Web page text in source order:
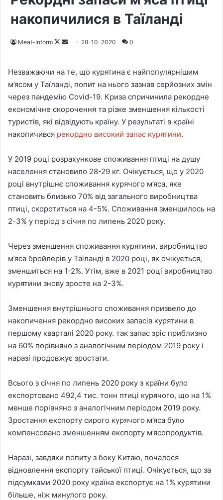
накопичилися в Таїланді
Meat-Inform
F
l
o
w
o
n
X
a
n
e
m
a
l
28-10-2020 0
Незважаючи на те, що курятина є найпопулярнішим
м’ясом у Таїланді, попит на нього зазнав серйозних змін
через пандемію Covid-19. Криза спричинила рекордне
економічне скорочення та різке зменшення кількості
туристів, які відвідують країну. У результаті в країні
накопичився рекордно високий запас курятини.
У 2019 році розрахункове споживання птиці на душу
населення становило 28-29 кг. Очікується, що у 2020
році внутрішнє споживання курячого м’яса, яке
становить близько 70% від загального виробництва
птиці, скоротиться на 4-5%. Споживання зменшилось на
2-3% у період з січня по липень 2020 року.
Через зменшення споживання курятини, виробництво
м’яса бройлерів у Таїланді в 2020 році, як очікується,
зменшиться на 1-2%. Утім, вже в 2021 році виробництво
курятини знову зросте на 2-3%.
Зменшення внутрішнього споживання призвело до
накопичення рекордно високих запасів курятини в
першому кварталі 2020 року. так запас зріс приблизно
на 60% порівняно з аналогічним періодом 2019 року і
наразі продовжує зростати.
Всього з січня по липень 2020 року з країни було
експортовано 492,4 тис. тонн птиці курячого, що на 1%
менше порівняно з аналогічним періодом 2019 року.
Зростання експорту сирого курячого м’яса було
компенсовано зменшенням експорту м’ясопродуктів.
Наразі, завдяки попиту з боку Китаю, почалося
відновлення експорту тайської птиці. Очікується, що за
підсумками 2020 року країна експортує на 1% курятини
більше, ніж минулого року.